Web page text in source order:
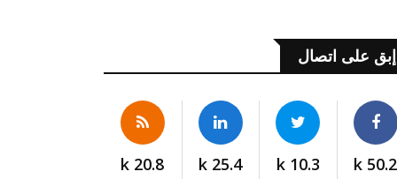
إبق على اتصال
50.2 k
10.3 k
25.4 k
20.8 k